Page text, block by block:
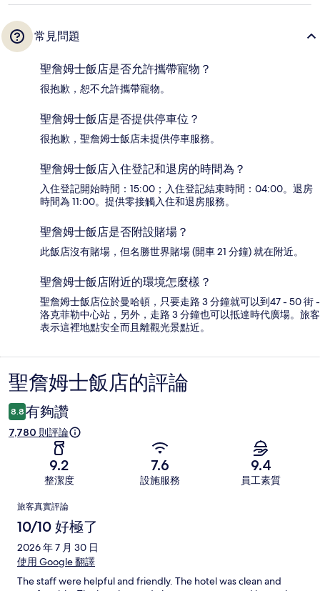
常見問題
聖詹姆士飯店是否允許攜帶寵物？
很抱歉，恕不允許攜帶寵物。
聖詹姆士飯店是否提供停車位？
很抱歉，聖詹姆士飯店未提供停車服務。
聖詹姆士飯店入住登記和退房的時間為？
入住登記開始時間：15:00；入住登記結束時間：04:00。退房
時間為 11:00。提供零接觸入住和退房服務。
聖詹姆士飯店是否附設賭場？
此飯店沒有賭場，但名勝世界賭場 (開車 21 分鐘) 就在附近。
聖詹姆士飯店附近的環境怎麼樣？
聖詹姆士飯店位於曼哈頓，只要走路 3 分鐘就可以到47 - 50 街 -
洛克菲勒中心站，另外，走路 3 分鐘也可以抵達時代廣場。旅客
表示這裡地點安全而且離觀光景點近。
評
論
聖詹姆士飯店的評論
8.8 有夠讚
7,780 則評論
9.2
整潔度
7.6
設施服務
9.4
員工素質
評
論
旅客真實評論
10/10 好極了
2026 年 7 月 30 日
使用 Google 翻譯
The staff were helpful and friendly. The hotel was clean and